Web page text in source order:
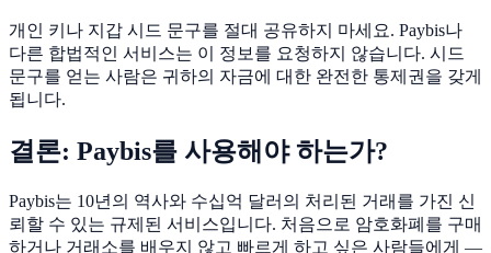
개인 키나 지갑 시드 문구를 절대 공유하지 마세요. Paybis나
다른 합법적인 서비스는 이 정보를 요청하지 않습니다. 시드
문구를 얻는 사람은 귀하의 자금에 대한 완전한 통제권을 갖게
됩니다.
결론: Paybis를 사용해야 하는가?
Paybis는 10년의 역사와 수십억 달러의 처리된 거래를 가진 신
뢰할 수 있는 규제된 서비스입니다. 처음으로 암호화폐를 구매
하거나 거래소를 배우지 않고 빠르게 하고 싶은 사람들에게 —